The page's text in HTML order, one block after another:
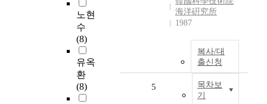
노현
수
(8)
유옥
환
(8)
海洋硏究所
1987
복사/대
출신청
목차보
기
5